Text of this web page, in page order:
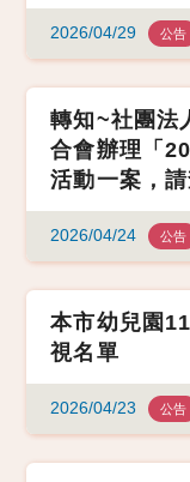
2026/04/29 公告
轉知~社團法
合會辦理「
活動一案，
2026/04/24 公告
本市幼兒園
視名單
2026/04/23 公告